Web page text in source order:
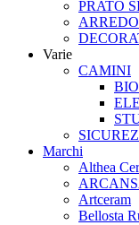
PRATO
Varie
CAMINI
Marchi
Althea
Artceram
Bellosta